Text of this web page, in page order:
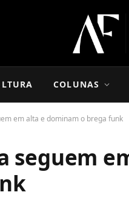
COLUNAS
em alta e dominam o brega funk
seguem